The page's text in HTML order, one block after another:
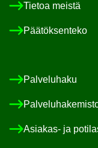
Tie­toa meis­tä
Pää­tök­sen­te­ko
Pal­ve­lu­ha­ku
Asiakas-​ ja